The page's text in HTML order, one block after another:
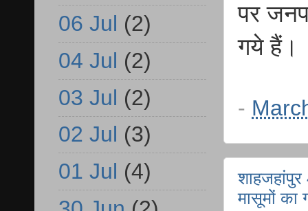
पर
गये हैं।
-
शाहजहांपुर
मासूमों का
06 Jul (2)
04 Jul (2)
03 Jul (2)
02 Jul (3)
01 Jul (4)